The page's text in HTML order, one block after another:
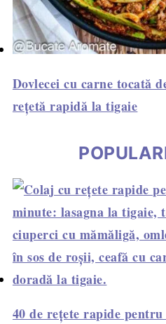
Dovlecei cu carne tocată
rețetă rapidă la tigaie
40 de rețete rapide